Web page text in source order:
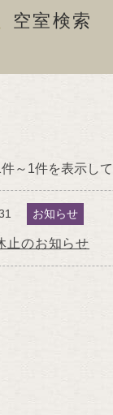
空室検索
～1件を表示して
お知らせ
止のお知らせ